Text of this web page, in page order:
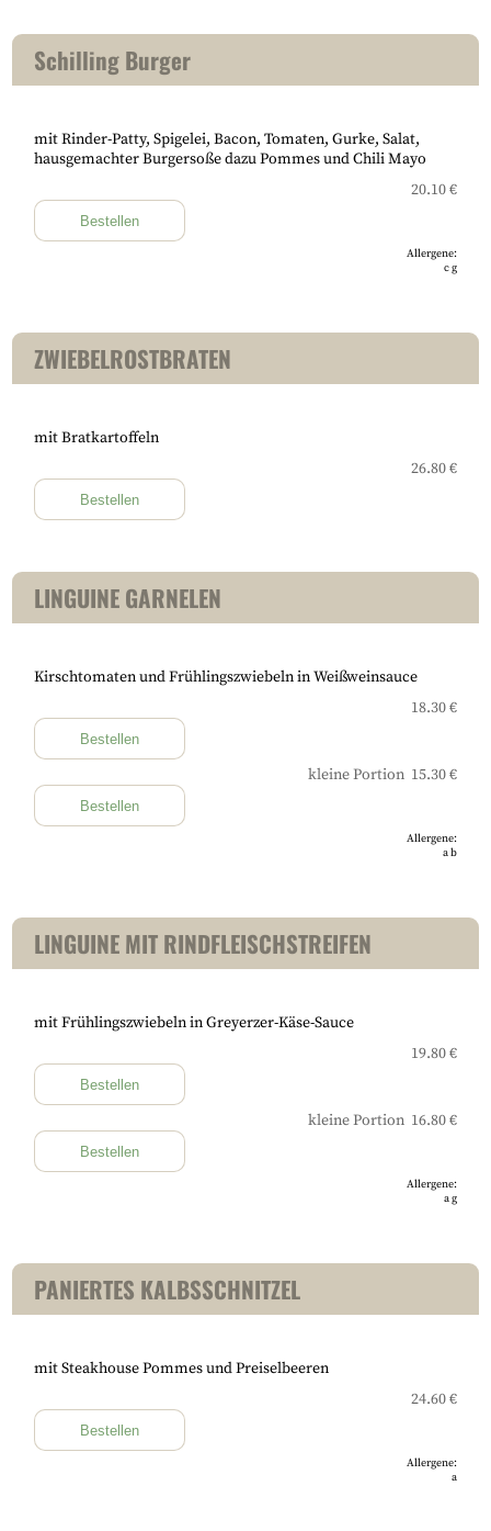
Schilling Burger
mit Rinder-Patty, Spigelei, Bacon, Tomaten, Gurke, Salat,
hausgemachter Burgersoße dazu Pommes und Chili Mayo
20.10 €
Bestellen
Allergene:
cg
ZWIEBELROSTBRATEN
mit Bratkartoffeln
26.80 €
Bestellen
LINGUINE GARNELEN
Kirschtomaten und Frühlingszwiebeln in Weißweinsauce
18.30 €
Bestellen
kleine Portion 15.30 €
Bestellen
Allergene:
ab
LINGUINE MIT RINDFLEISCHSTREIFEN
mit Frühlingszwiebeln in Greyerzer-Käse-Sauce
19.80 €
Bestellen
kleine Portion 16.80 €
Bestellen
Allergene:
ag
PANIERTES KALBSSCHNITZEL
mit Steakhouse Pommes und Preiselbeeren
24.60 €
Bestellen
Allergene:
a